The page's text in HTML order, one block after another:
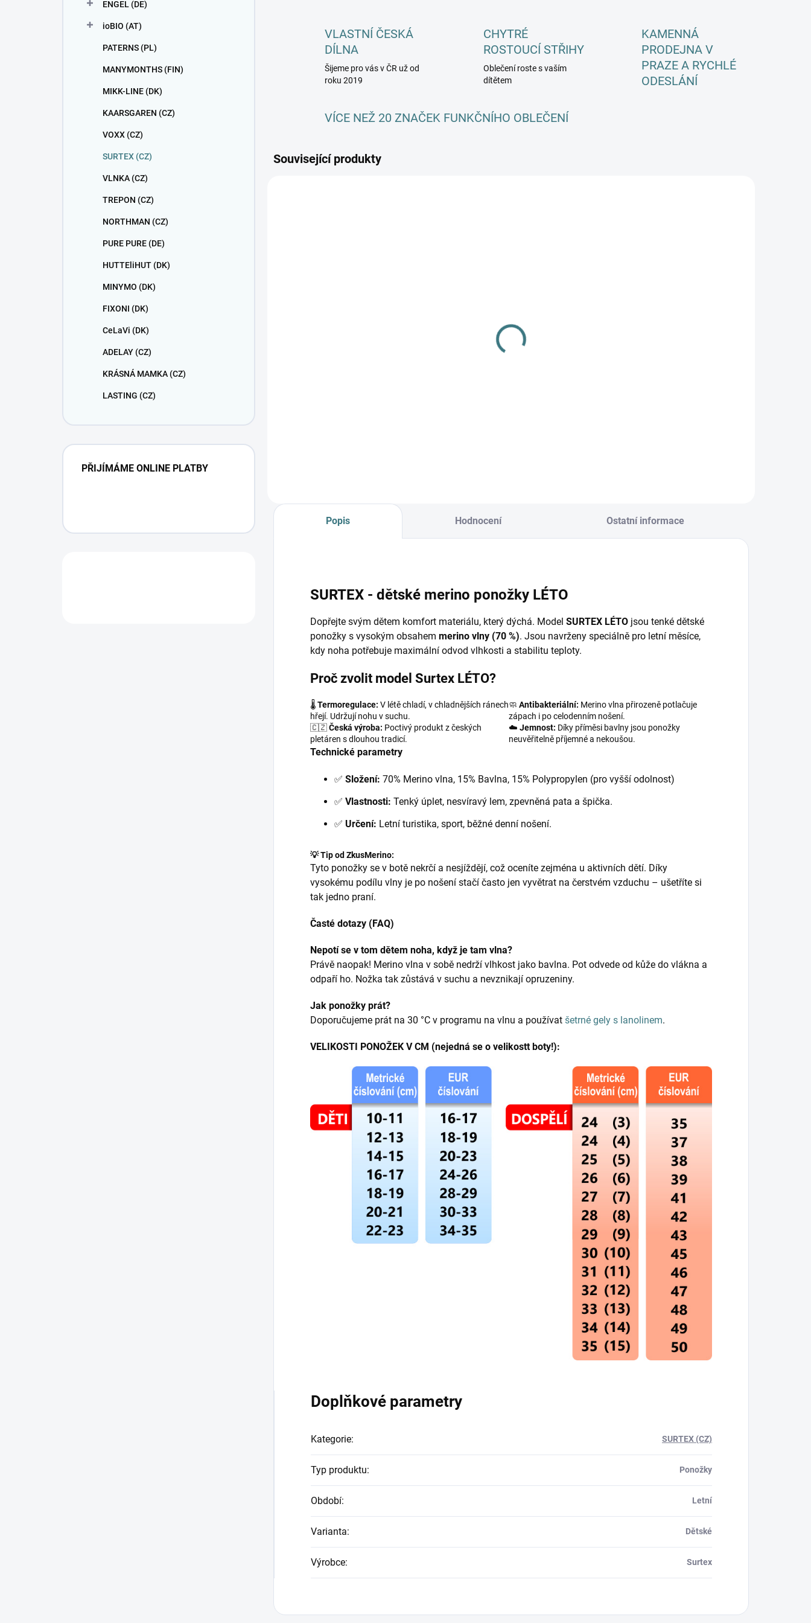
ENGEL (DE)
ioBIO (AT)
PATERNS (PL)
MANYMONTHS (FIN)
MIKK-LINE (DK)
KAARSGAREN (CZ)
VOXX (CZ)
SURTEX (CZ)
VLNKA (CZ)
TREPON (CZ)
NORTHMAN (CZ)
PURE PURE (DE)
HUTTEliHUT (DK)
MINYMO (DK)
FIXONI (DK)
CeLaVi (DK)
ADELAY (CZ)
KRÁSNÁ MAMKA (CZ)
LASTING (CZ)
PŘIJÍMÁME ONLINE PLATBY
VLASTNÍ ČESKÁ
DÍLNA
Šijeme pro vás v ČR už od
roku 2019
CHYTRÉ
ROSTOUCÍ STŘIHY
Oblečení roste s vaším
dítětem
KAMENNÁ
PRODEJNA V
PRAZE A RYCHLÉ
ODESLÁNÍ
VÍCE NEŽ 20 ZNAČEK FUNKČNÍHO OBLEČENÍ
Související produkty
hedvábí.
NeobsahujePopis Hodnocení Ostatní informace
SURTEX - dětské merino ponožky LÉTO
Dopřejte svým dětem komfort materiálu, který dýchá. Model SURTEX LÉTO jsou tenké dětské
ponožky s vysokým obsahem merino vlny (70 %). Jsou navrženy speciálně pro letní měsíce,
kdy noha potřebuje maximální odvod vlhkosti a stabilitu teploty.
Proč zvolit model Surtex LÉTO?
🌡️Termoregulace: V létě chladí, v chladnějších ránech
hřejí. Udržují nohu v suchu.
🧼 Antibakteriální: Merino vlna přirozeně potlačuje
zápach i po celodenním nošení.
🇨🇿Česká výroba: Poctivý produkt z českých
pletáren s dlouhou tradicí.
☁️ Jemnost: Díky příměsi bavlny jsou ponožky
neuvěřitelně příjemné a nekoušou.
Technické parametry
✅ Složení: 70% Merino vlna, 15% Bavlna, 15% Polypropylen (pro vyšší odolnost)
✅ Vlastnosti: Tenký úplet, nesvíravý lem, zpevněná pata a špička.
✅ Určení: Letní turistika, sport, běžné denní nošení.
💡 Tip od ZkusMerino:
Tyto ponožky se v botě nekrčí a nesjíždějí, což oceníte zejména u aktivních dětí. Díky
vysokému podílu vlny je po nošení stačí často jen vyvětrat na čerstvém vzduchu – ušetříte si
tak jedno praní.
Časté dotazy (FAQ)
Nepotí se v tom dětem noha, když je tam vlna?
Právě naopak! Merino vlna v sobě nedrží vlhkost jako bavlna. Pot odvede od kůže do vlákna a
odpaří ho. Nožka tak zůstává v suchu a nevznikají opruzeniny.
Jak ponožky prát?
Doporučujeme prát na 30 °C v programu na vlnu a používat šetrné gely s lanolinem.
VELIKOSTI PONOŽEK V CM (nejedná se o velikostt boty!):
Doplňkové parametry
Kategorie: SURTEX (CZ)
Typ produktu: Ponožky
Období: Letní
Varianta: Dětské
Výrobce: Surtex